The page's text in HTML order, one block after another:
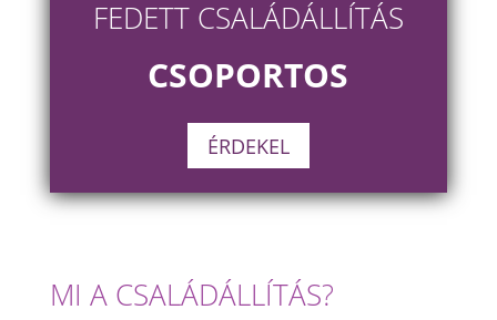
FEDETT CSALÁDÁLLÍTÁS
CSOPORTOS
ÉRDEKEL
MI A CSALÁDÁLLÍTÁS?